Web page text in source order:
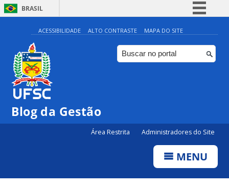
BRASIL
Simplifique!
Comunica BR
Participe
ACESSIBILIDADE ALTO CONTRASTE MAPA DO SITE
Blog da Gestão
Área Restrita Administradores do Site
MENU